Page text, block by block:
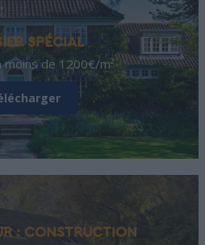
SPÉCIAL
moins de 1200€/m²
: CONSTRUCTION